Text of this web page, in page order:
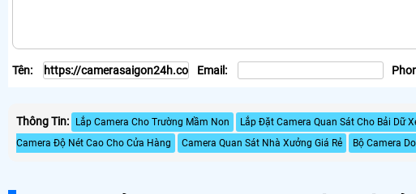
Tên: Email:
Thông Tin: Lắp Camera Cho Trường Mầm Non Lắp Đặt Camera Quan Sát Cho Bải Dữ
Camera Độ Nét Cao Cho Cửa Hàng
Camera Quan Sát Nhà Xưởng Giá Rẻ Bộ Camera